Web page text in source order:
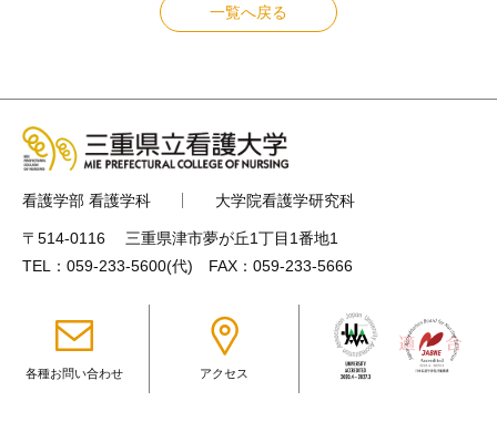
一覧へ戻る
看護学部 看護学科 大学院看護学研究科
〒514-0116 三重県津市夢が丘1丁目1番地1
TEL： 059-233-5600(代) FAX：059-233-5666
各種お問い合わせ アクセス